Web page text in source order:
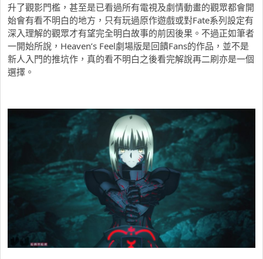
升了觀影門檻，甚至是已看過所有電視及劇情動畫的觀眾都會開
始會有看不明白的地方，只有玩過原作遊戲或對Fate系列設定有
深入理解的觀眾才有望完全明白故事的前因後果。不過正如筆者
一開始所說，Heaven’s Feel劇場版是回饋Fans的作品，並不是
新人入門的推坑作，真的看不明白之後看完解說再二刷亦是一個
選擇。